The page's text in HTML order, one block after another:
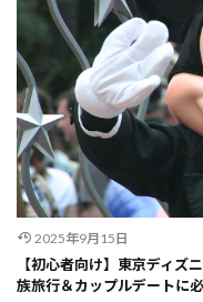
2025年9月15日
【初心者向け】東京ディズ
族旅行＆カップルデートに必